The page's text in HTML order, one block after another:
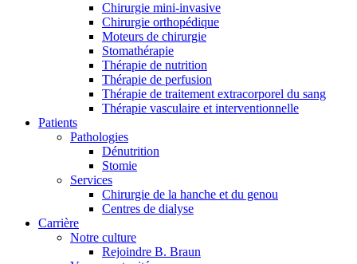
Stimulons ensemble l’innovation dans la technologie
médicale. Apprenez-en plus sur notre centre d’innovation et
présentez votre idée.
Contact
En dialogue avec B. Braun. Contactez-nous.
Chirurgie mini-invasive
Chirurgie orthopédique
Moteurs de chirurgie
Stomathérapie
Thérapie de nutrition
Thérapie de perfusion
Thérapie de traitement extracorporel du sang
Thérapie vasculaire et interventionnelle
Patients
Pathologies
Dénutrition
Stomie
Services
Chirurgie de la hanche et du genou
Centres de dialyse
Carrière
Notre culture
Rejoindre B. Braun